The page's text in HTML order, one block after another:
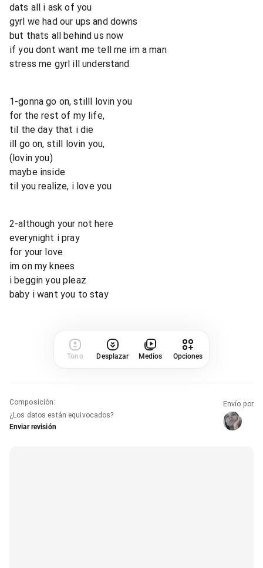
dats all i ask of you
gyrl we had our ups and downs
but thats all behind us now
if you dont want me tell me im a man
stress me gyrl ill understand
1-gonna go on, stilll lovin you
for the rest of my life,
til the day that i die
ill go on, still lovin you,
(lovin you)
maybe inside
til you realize, i love you
2-although your not here
everynight i pray
for your love
im on my knees
i beggin you pleaz
baby i want you to stay
Tono Desplazar Medios Opciones
Composición:
¿Los datos están equivocados?
Enviar revisión
Envío por